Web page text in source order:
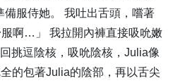
服侍她。 我吐出舌頭，嚐著
啊…」 我拉開內褲直接吸吮嫩
挑逗陰核，吸吮陰核，Julia像
的包著Julia的陰部，再以舌尖